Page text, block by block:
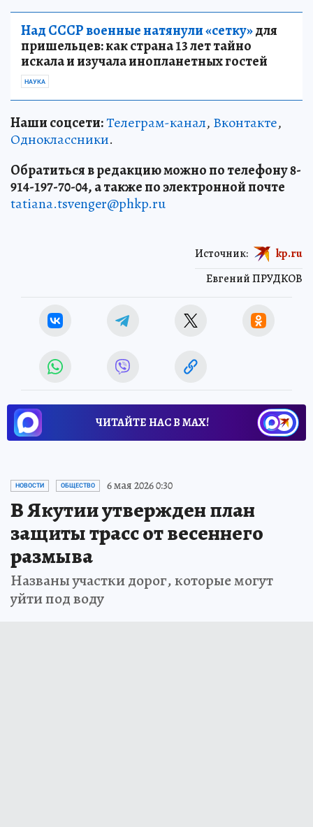
Над СССР военные натянули «сетку»для
пришельцев: как страна 13 лет тайно
искала и изучала инопланетных гостей
НАУКА
Наши соцсети:Телеграм-канал, Вконтакте,
Одноклассники.
Обратиться в редакцию можно по телефону 8-
914-197-70-04, а также по электронной почте
tatiana.tsvenger@phkp.ru
Евгений ПРУДКОВ
Источник: kp.ru
ЧИТАЙТЕ НАС В МАХ!
НОВОСТИ ОБЩЕСТВО 6 мая 2026 0:30
В Якутии утвержден план
защиты трасс от весеннего
размыва
Названы участки дорог, которые могут
уйти под воду